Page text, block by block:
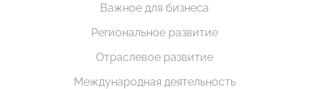
Важное для бизнеса
Региональное развитие
Отраслевое развитие
Международная деятельность